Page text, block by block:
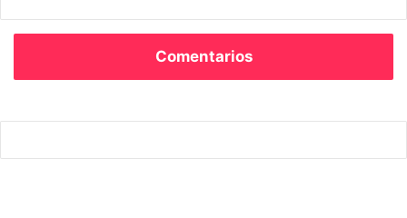
Comentarios